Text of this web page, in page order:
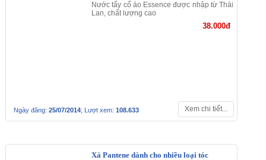
Nước tẩy cổ áo Essence được nhập từ Thái
Lan, chất lượng cao
38.000đ
Ngày đăng: 25/07/2014; Lượt xem: 108.633 Xem chi tiết...
Xả Pantene dành cho